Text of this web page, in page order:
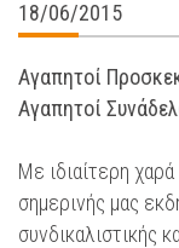
18/06/2015
Αγαπητοί
Αγαπητοί
Με ιδιαίτερη
σημερινής μας
συνδικαλιστικής